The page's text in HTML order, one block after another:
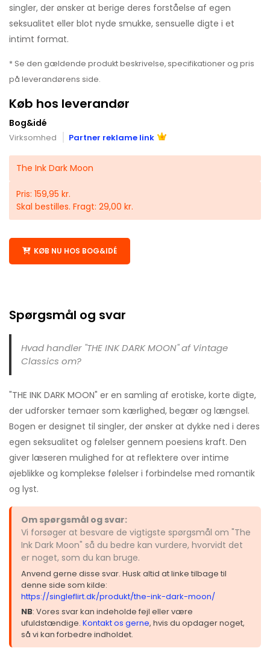
singler, der ønsker at berige deres forståelse af egen
seksualitet eller blot nyde smukke, sensuelle digte i et
intimt format.
* Se den gældende produkt beskrivelse, specifikationer og pris
på leverandørens side.
Køb hos leverandør
Bog&idé
Virksomhed Partner reklame link
The Ink Dark Moon
Pris: 159,95 kr.
Skal bestilles. Fragt: 29,00 kr.
KØB NU HOS BOG&IDÉ
Spørgsmål og svar
Hvad handler "THE INK DARK MOON" af Vintage
Classics om?
"THE INK DARK MOON" er en samling af erotiske, korte digte,
der udforsker temaer som kærlighed, begær og længsel.
Bogen er designet til singler, der ønsker at dykke ned i deres
egen seksualitet og følelser gennem poesiens kraft. Den
giver læseren mulighed for at reflektere over intime
øjeblikke og komplekse følelser i forbindelse med romantik
og lyst.
Om spørgsmål og svar:
Vi forsøger at besvare de vigtigste spørgsmål om "The
Ink Dark Moon" så du bedre kan vurdere, hvorvidt det
er noget, som du kan bruge.
Anvend gerne disse svar. Husk altid at linke tilbage til
denne side som kilde:
https://singleflirt.dk/produkt/the-ink-dark-moon/
NB: Vores svar kan indeholde fejl eller være
ufuldstændige. Kontakt os gerne, hvis du opdager noget,
så vi kan forbedre indholdet.